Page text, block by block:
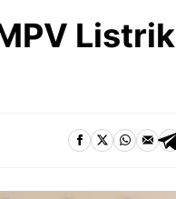
Listrik